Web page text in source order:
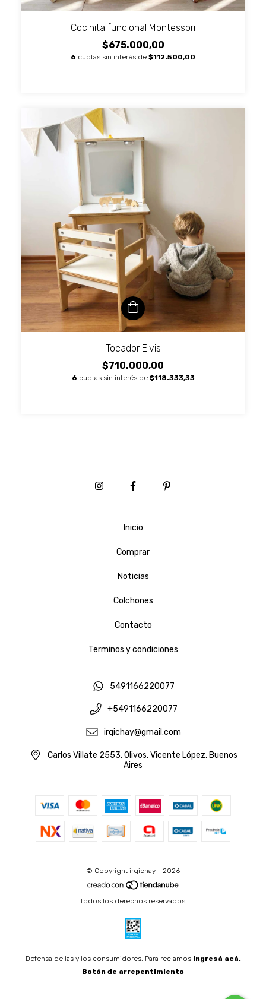
Cocinita funcional Montessori
$675.000,00
6 cuotas sin interés de $112.500,00
Tocador Elvis
$710.000,00
6 cuotas sin interés de $118.333,33
Inicio
Comprar
Noticias
Colchones
Contacto
Terminos y condiciones
5491166220077
+5491166220077
irqichay@gmail.com
Carlos Villate 2553, Olivos, Vicente López, Buenos
Aires
© Copyright irqichay - 2026
Todos los derechos reservados.
Defensa de las y los consumidores. Para reclamos ingresá acá.
Botón de arrepentimiento